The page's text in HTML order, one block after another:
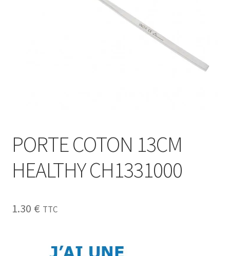
PORTE COTON 13CM
HEALTHY CH1331000
1.30 € TTC